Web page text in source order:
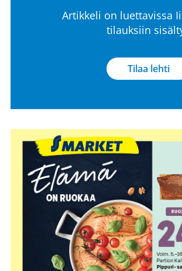
Artikkeli on luettavissa
tilauksiin
Tilaa lehti